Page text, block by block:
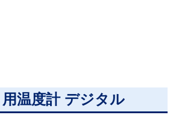
温度計 デジタル